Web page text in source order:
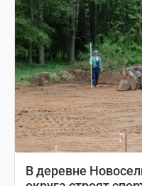
В деревне